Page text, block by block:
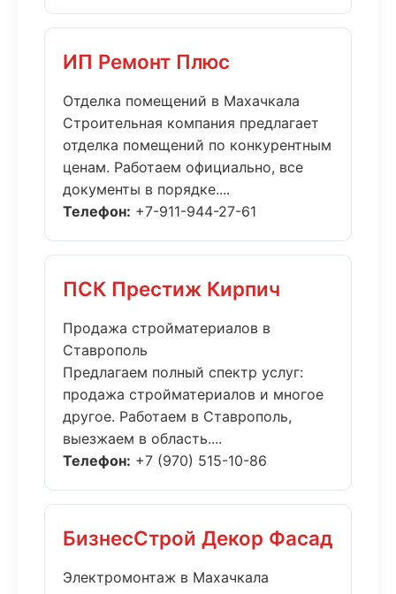
ИП Ремонт Плюс
Отделка помещений в Махачкала
Строительная компания предлагает
отделка помещений по конкурентным
ценам. Работаем официально, все
документы в порядке....
Телефон: +7-911-944-27-61
ПСК Престиж Кирпич
Продажа стройматериалов в
Ставрополь
Предлагаем полный спектр услуг:
продажа стройматериалов и многое
другое. Работаем в Ставрополь,
выезжаем в область....
Телефон: +7 (970) 515-10-86
БизнесСтрой Декор Фасад
Электромонтаж в Махачкала